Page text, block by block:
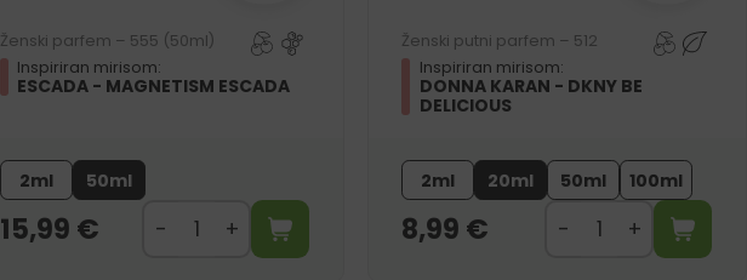
Ženski parfem – 555 (50ml)
Inspiriran mirisom:
ESCADA - MAGNETISM ESCADA
2ml 50ml
15,99 €
Ženski putni parfem – 512
Inspiriran mirisom:
DONNA KARAN - DKNY BE
DELICIOUS
2ml 20ml 50ml 100ml
8,99 €